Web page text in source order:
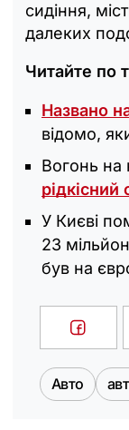
сидіння,
далеких
Читайте по
Названо
відомо,
Вогонь на
рідкісний
У Києві
23
був на
Авто